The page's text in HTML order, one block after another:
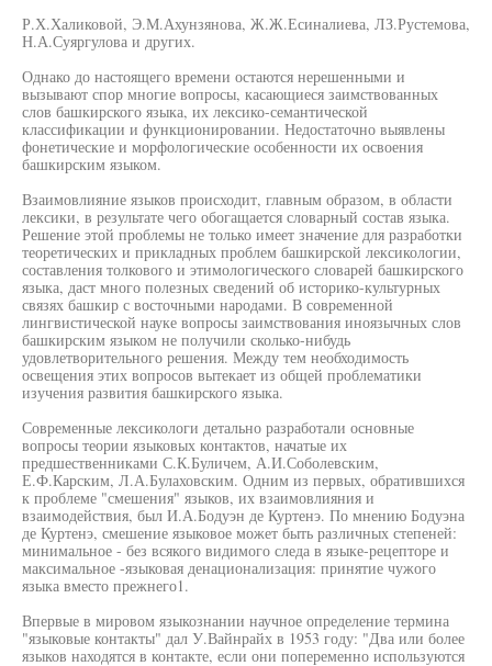
Р.Х.Халиковой, Э.М.Ахунзянова, Ж.Ж.Есиналиева, ЛЗ.Рустемова,
Н.А.Суяргулова и других.
Однако до настоящего времени остаются нерешенными и
вызывают спор многие вопросы, касающиеся заимствованных
слов башкирского языка, их лексико-семантической
классификации и функционировании. Недостаточно выявлены
фонетические и морфологические особенности их освоения
башкирским языком.
Взаимовлияние языков происходит, главным образом, в области
лексики, в результате чего обогащается словарный состав языка.
Решение этой проблемы не только имеет значение для разработки
теоретических и прикладных проблем башкирской лексикологии,
составления толкового и этимологического словарей башкирского
языка, даст много полезных сведений об историко-культурных
связях башкир с восточными народами. В современной
лингвистической науке вопросы заимствования иноязычных слов
башкирским языком не получили сколько-нибудь
удовлетворительного решения. Между тем необходимость
освещения этих вопросов вытекает из общей проблематики
изучения развития башкирского языка.
Современные лексикологи детально разработали основные
вопросы теории языковых контактов, начатые их
предшественниками С.К.Буличем, А.И.Соболевским,
Е.Ф.Карским, Л.А.Булаховским. Одним из первых, обратившихся
к проблеме "смешения" языков, их взаимовлияния и
взаимодействия, был И.А.Бодуэн де Куртенэ. По мнению Бодуэна
де Куртенэ, смешение языковое может быть различных степеней:
минимальное - без всякого видимого следа в языке-рецепторе и
максимальное -языковая денационализация: принятие чужого
языка вместо прежнего1.
Впервые в мировом языкознании научное определение термина
"языковые контакты" дал У.Вайнрайх в 1953 году: "Два или более
языков находятся в контакте, если они попеременно используются